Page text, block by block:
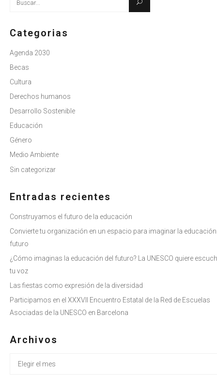
Categorias
Agenda 2030
Becas
Cultura
Derechos humanos
Desarrollo Sostenible
Educación
Género
Medio Ambiente
Sin categorizar
Entradas recientes
Construyamos el futuro de la educación
Convierte tu organización en un espacio para imaginar la
futuro
¿Cómo imaginas la educación del futuro? La UNESCO quiere
tu voz
Las fiestas como expresión de la diversidad
Participamos en el XXXVII Encuentro Estatal de la Red de Escuelas
Asociadas de la UNESCO en Barcelona
Archivos
Archivos